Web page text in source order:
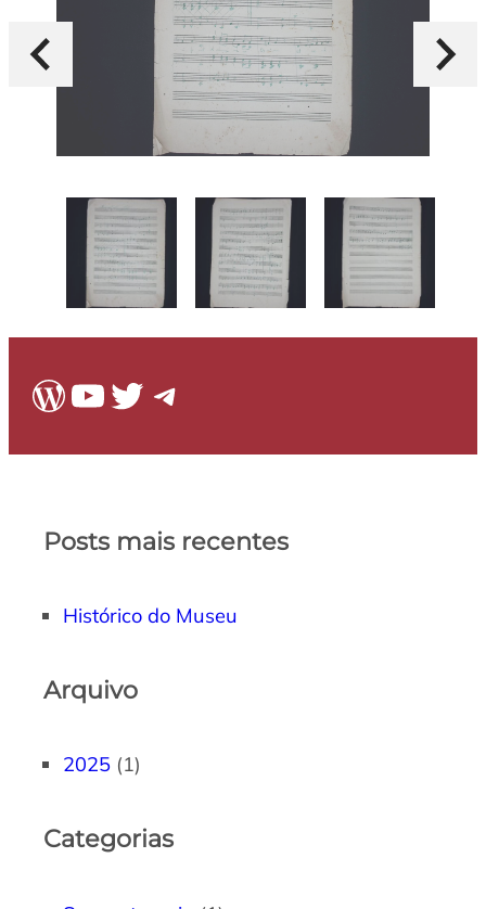
WordPress
Youtube
Twitter
Telegram
Posts mais recentes
Histórico do Museu
Arquivo
2025 (1)
Categorias